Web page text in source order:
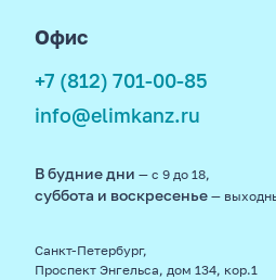
Офис
+7 (812) 701-00-85
info@elimkanz.ru
В будние дни — с 9 до 18,
суббота и воскресенье —
Санкт-Петербург,
Проспект Энгельса, дом 134, кор.1